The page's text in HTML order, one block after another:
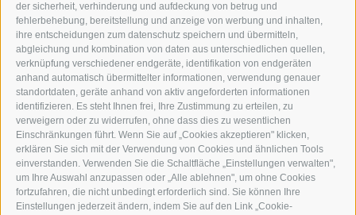
der sicherheit, verhinderung und aufdeckung von betrug und
fehlerbehebung, bereitstellung und anzeige von werbung und inhalten,
ihre entscheidungen zum datenschutz speichern und übermitteln,
abgleichung und kombination von daten aus unterschiedlichen quellen,
verknüpfung verschiedener endgeräte, identifikation von endgeräten
anhand automatisch übermittelter informationen, verwendung genauer
standortdaten, geräte anhand von aktiv angeforderten informationen
identifizieren. Es steht Ihnen frei, Ihre Zustimmung zu erteilen, zu
verweigern oder zu widerrufen, ohne dass dies zu wesentlichen
Einschränkungen führt. Wenn Sie auf „Cookies akzeptieren" klicken,
erklären Sie sich mit der Verwendung von Cookies und ähnlichen Tools
einverstanden. Verwenden Sie die Schaltfläche „Einstellungen verwalten",
um Ihre Auswahl anzupassen oder „Alle ablehnen", um ohne Cookies
fortzufahren, die nicht unbedingt erforderlich sind. Sie können Ihre
Einstellungen jederzeit ändern, indem Sie auf den Link „Cookie-
WERBEN IM ERKER
ONLINE-WERBUNG
SEPA-DAUERAUFTRAG
REGELN LESERKOMMENTARE
ONLINE VOTING
SERVICE
VERANSTALTUNGSKALENDER
KLEINANZEIGER
NÜTZLICHE LINKS
WETTER